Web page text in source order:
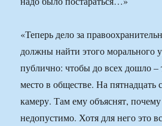
«Теперь дело за
должны найти этого морального
публично: чтобы до всех дошло
место в обществе. На пятнадцать
камеру. Там ему объяснят, почему
недопустимо. Хотя для него это